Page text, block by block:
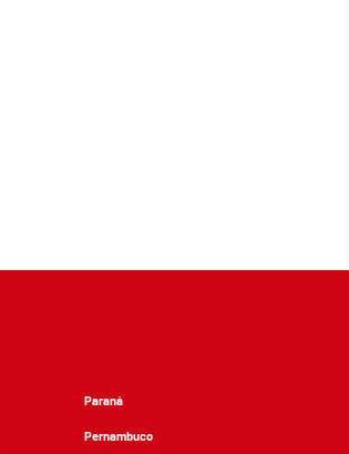
Paraná
Pernambuco